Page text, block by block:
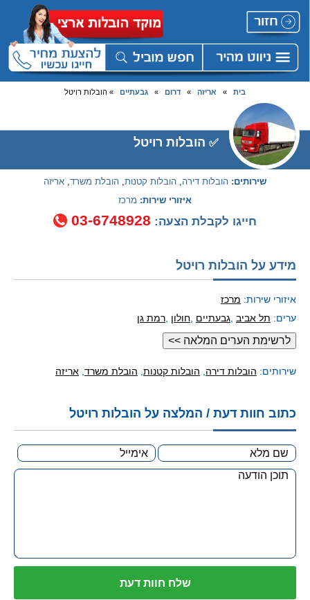
בית » אריזה » דרום » גבעתיים » הובלות רויטל
✅ הובלות רויטל
שירותים: הובלות דירה, הובלות קטנות, הובלת משרד, אריזה
איזורי שירות: מרכז
חייגו לקבלת הצעה: 03-6748928
מידע על הובלות רויטל
איזורי שירות: מרכז
ערים: תל אביב גבעתיים חולון רמת גן
שירותים: הובלות דירה הובלות קטנות הובלת משרד אריזה
כתוב חוות דעת / המלצה על הובלות רויטל